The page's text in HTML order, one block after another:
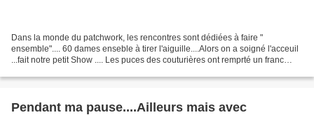
Dans la monde du patchwork, les rencontres sont dédiées à faire "
ensemble".... 60 dames enseble à tirer l'aiguille....Alors on a soigné l'acceuil
...fait notre petit Show .... Les puces des couturières ont remprté un franc
Pendant ma pause....Ailleurs mais avec